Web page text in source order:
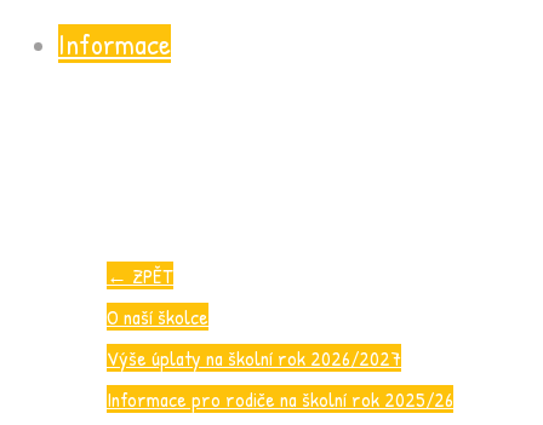
Informace
← ZPĚT
O naší školce
Výše úplaty na školní rok 2026/2027
Informace pro rodiče na školní rok 2025/26